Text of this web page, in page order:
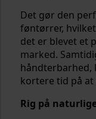
Det gør den
føntørrer,
det er blevet et
marked.
håndterbarhed,
kortere tid på
Rig på